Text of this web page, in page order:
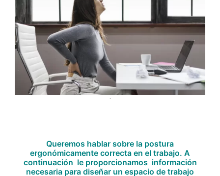
.
Queremos hablar sobre la postura
ergonómicamente correcta en el trabajo. A
continuación le proporcionamos información
necesaria para diseñar un espacio de trabajo